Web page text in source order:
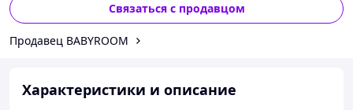
Связаться с продавцом
Продавец BABYROOM
Характеристики и описание